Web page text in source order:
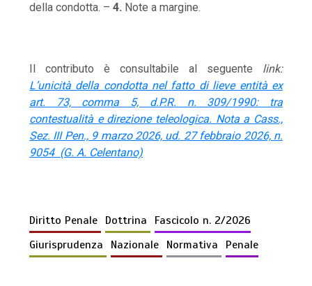
della condotta. –4. Note a margine.
Il contributo è consultabile al seguente link:
L’unicità della condotta nel fatto di lieve entità ex
art. 73, comma 5, d.P.R. n. 309/1990: tra
contestualità e direzione teleologica. Nota a Cass.,
Sez. III Pen., 9 marzo 2026, ud. 27 febbraio 2026, n.
9054 (G. A. Celentano)
Diritto Penale Dottrina
Fascicolo n. 2/2026
Giurisprudenza
Nazionale Normativa Penale